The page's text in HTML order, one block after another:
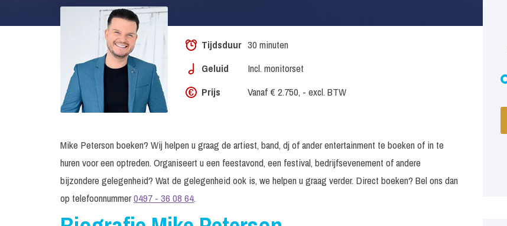
Tijdsduur 30 minuten
Geluid
Incl. monitorset
Prijs
Vanaf € 2.750, - excl. BTW
Mike Peterson boeken? Wij helpen u graag de artiest, band, dj of ander entertainment te boeken of in te
huren voor een optreden. Organiseert u een feestavond, een festival, bedrijfsevenement of andere
bijzondere gelegenheid? Wat de gelegenheid ook is, we helpen u graag verder. Direct boeken? Bel ons dan
op telefoonnummer0497 - 36 08 64.